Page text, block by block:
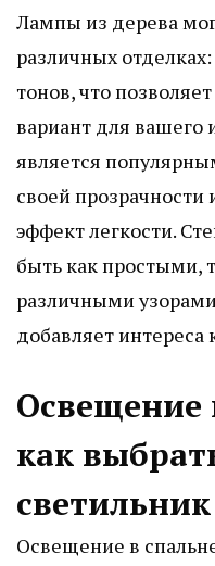
Лампы из дерева
различных
тонов, что
вариант для вашего
является
своей прозрачности
эффект легкости.
быть как простыми,
различными
добавляет
Освещение
как
Освещение в